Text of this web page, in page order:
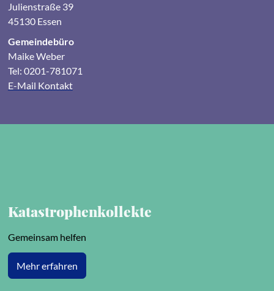
Julienstraße 39
45130 Essen
Gemeindebüro
Maike Weber
Tel: 0201-781071
E-Mail Kontakt
Katastrophenkollekte
Gemeinsam helfen
Mehr erfahren